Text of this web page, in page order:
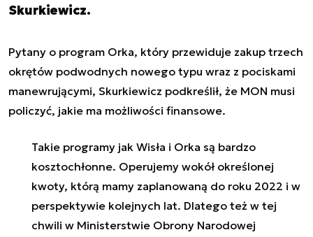
Skurkiewicz.
Pytany o program Orka, który przewiduje zakup trzech
okrętów podwodnych nowego typu wraz z pociskami
manewrującymi, Skurkiewicz podkreślił, że MON musi
policzyć, jakie ma możliwości finansowe.
Takie programy jak Wisła i Orka są bardzo
kosztochłonne. Operujemy wokół określonej
kwoty, którą mamy zaplanowaną do roku 2022 i w
perspektywie kolejnych lat. Dlatego też w tej
chwili w Ministerstwie Obrony Narodowej